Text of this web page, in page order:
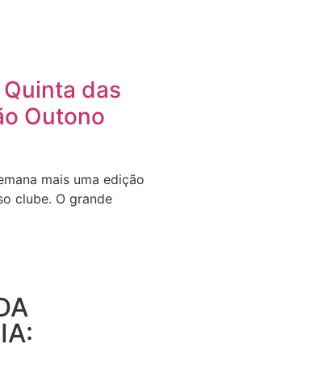
das
Outono
mais uma edição
clube. O grande